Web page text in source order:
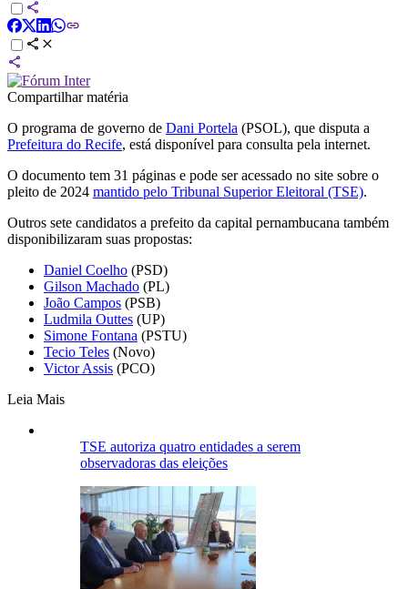
Compartilhar matéria
O programa de governo de Dani Portela (PSOL), que disputa a
Prefeitura do Recife, está disponível para consulta pela internet.
O documento tem 31 páginas e pode ser acessado no site sobre o
pleito de 2024 mantido pelo Tribunal Superior Eleitoral (TSE).
Outros sete candidatos a prefeito da capital pernambucana também
disponibilizaram suas propostas:
Daniel Coelho (PSD)
Gilson Machado (PL)
João Campos (PSB)
Ludmila Outtes (UP)
Simone Fontana (PSTU)
Tecio Teles (Novo)
Victor Assis (PCO)
Leia Mais
TSE autoriza quatro entidades a serem
observadoras das eleições